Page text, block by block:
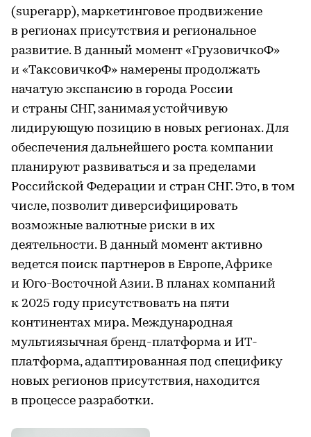
(superapp), маркетинговое продвижение
в регионах присутствия и региональное
развитие. В данный момент «ГрузовичкоФ»
и «ТаксовичкоФ» намерены продолжать
начатую экспансию в города России
и страны СНГ, занимая устойчивую
лидирующую позицию в новых регионах. Для
обеспечения дальнейшего роста компании
планируют развиваться и за пределами
Российской Федерации и стран СНГ. Это, в том
числе, позволит диверсифицировать
возможные валютные риски в их
деятельности. В данный момент активно
ведется поиск партнеров в Европе, Африке
и Юго-Восточной Азии. В планах компаний
к 2025 году присутствовать на пяти
континентах мира. Международная
мультиязычная бренд-платформа и ИТ-
платформа, адаптированная под специфику
новых регионов присутствия, находится
в процессе разработки.